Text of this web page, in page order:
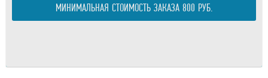
МИНИМАЛЬНАЯ СТОИМОСТЬ ЗАКАЗА 800 РУБ.